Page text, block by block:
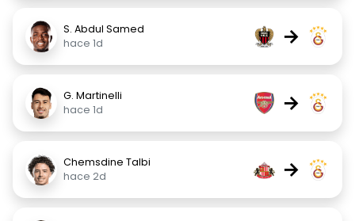
S. Abdul Samed
hace 1d
→
G. Martinelli
hace 1d
→
Chemsdine Talbi
hace 2d
→